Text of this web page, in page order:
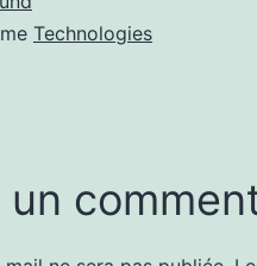
Technologies
un